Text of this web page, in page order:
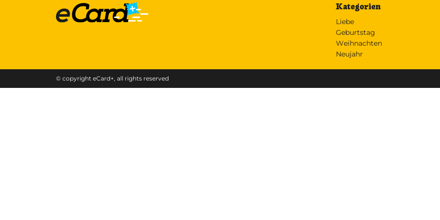
Kategorien
Liebe
Geburtstag
Weihnachten
Neujahr
© copyright eCard+, all rights reserved